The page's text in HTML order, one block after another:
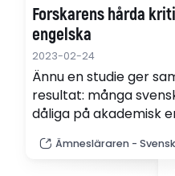
Forskarens hårda
engelska
2023-02-24
Ännu en studie ger
resultat: många
dåliga på akademisk
färre än vad jag hade
forskaren Marcus
Ämnesläraren -